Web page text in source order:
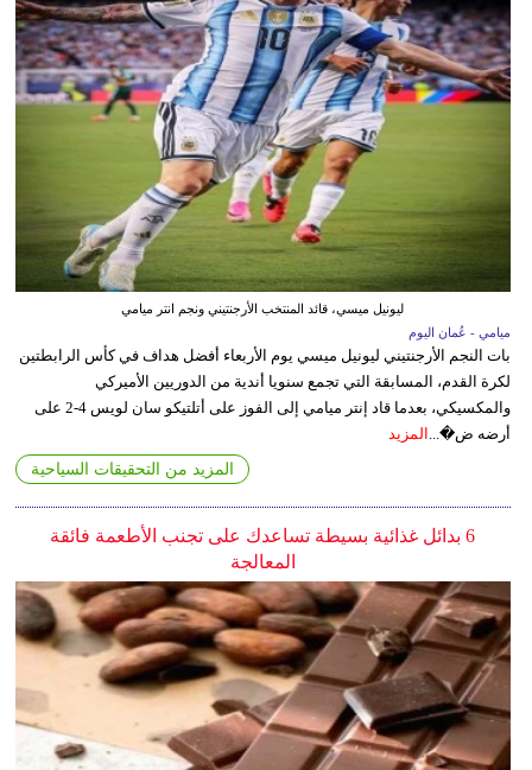
ليونيل ميسي، قائد المنتخب الأرجنتيني ونجم انتر ميامي
ميامي - عُمان اليوم
بات النجم الأرجنتيني ليونيل ميسي يوم الأربعاء أفضل هداف في كأس الرابطتين
لكرة القدم، المسابقة التي تجمع سنويا أندية من الدوريين الأميركي
والمكسيكي، بعدما قاد إنتر ميامي إلى الفوز على أتلتيكو سان لويس 4-2 على
أرضه ض�... المزيد
المزيد من التحقيقات السياحية
6 بدائل غذائية بسيطة تساعدك على تجنب الأطعمة فائقة
المعالجة